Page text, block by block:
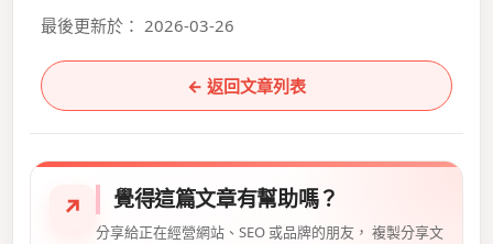
最後更新於： 2026-03-26
← 返回文章列表
↗ 覺得這篇文章有幫助嗎？
分享給正在經營網站、SEO 或品牌的朋友， 複製分享文